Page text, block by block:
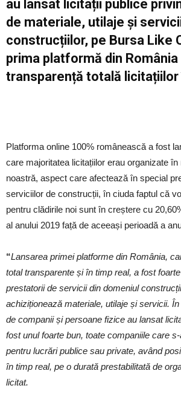
au lansat licitații publice
de materiale, utilaje și
construcțiilor, pe Bursa Like
prima platformă din
transparență totală licitațiilor
Platforma online 100% românească a fost
care majoritatea licitațiilor erau organizate
noastră, aspect care afectează în special
serviciilor de construcții, în ciuda faptul că
pentru clădirile noi sunt în creștere cu
al anului 2019 față de aceeași perioadă a
“Lansarea primei platforme din România,
total transparente și în timp real, a fost
prestatorii de servicii din domeniul
achiziționează materiale, utilaje și servicii.
de companii și persoane fizice au lansat
fost unul foarte bun, toate companiile care
pentru lucrări publice sau private, având
în timp real, pe o durată prestabilitată de
licitat.